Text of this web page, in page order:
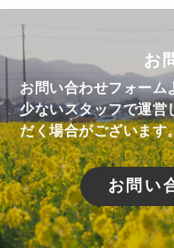
お
お問い合わせフォーム
少ないスタッフで運営
だく場合がございます
お問い